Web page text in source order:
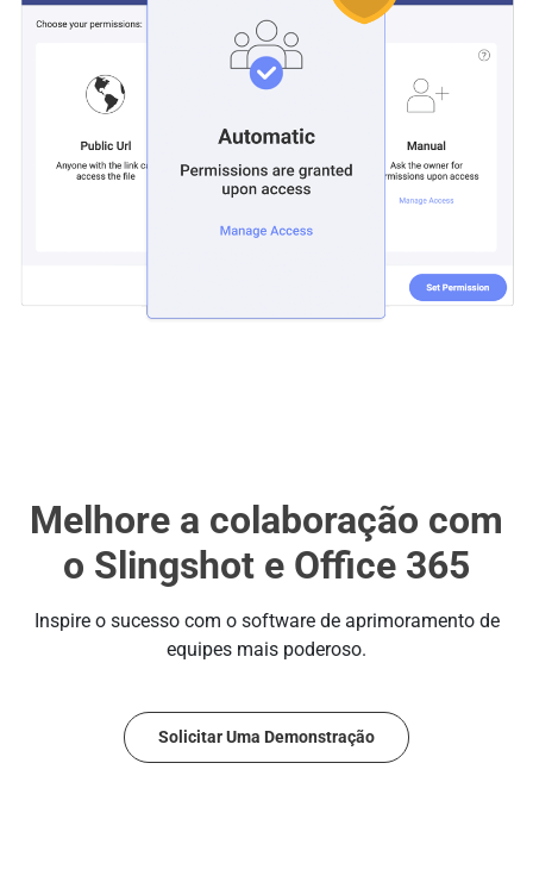
Melhore a colaboração com
o Slingshot e Office 365
Inspire o sucesso com o software de aprimoramento de
equipes mais poderoso.
Solicitar Uma Demonstração